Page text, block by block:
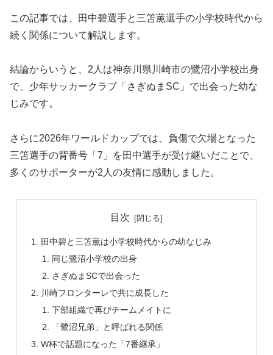
この記事では、田中碧選手と三笘薫選手の小学校時代から
続く関係について解説します。
結論からいうと、2人は神奈川県川崎市の鷺沼小学校出身
で、少年サッカークラブ「さぎぬまSC」で出会った幼な
じみです。
さらに2026年ワールドカップでは、負傷で欠場となった
三笘選手の背番号「7」を田中選手が受け継いだことで、
多くのサポーターが2人の友情に感動しました。
目次
田中碧と三笘薫は小学校時代からの幼なじみ
同じ鷺沼小学校の出身
さぎぬまSCで出会った
川崎フロンターレで共に成長した
下部組織で再びチームメイトに
「鷺沼兄弟」と呼ばれる関係
W杯で話題になった「7番継承」